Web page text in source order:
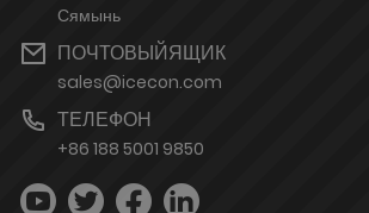
Сямынь
ПОЧТОВЫЙЯЩИК
sales@icecon.com
ТЕЛЕФОН
+86 188 5001 9850